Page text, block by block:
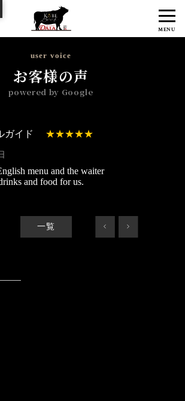
MENU
牛ダイア すし屋通り店
ロー
user voice
お客様の声
powered by Google
ガイド
menu and the waiter
and food for us.
一覧 < >